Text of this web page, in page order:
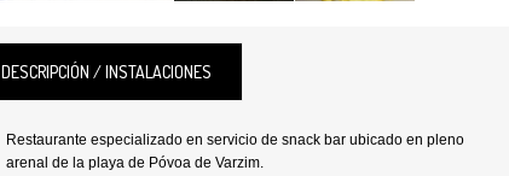
DESCRIPCIÓN / INSTALACIONES
Restaurante especializado en servicio de snack bar ubicado en pleno
arenal de la playa de Póvoa de Varzim.